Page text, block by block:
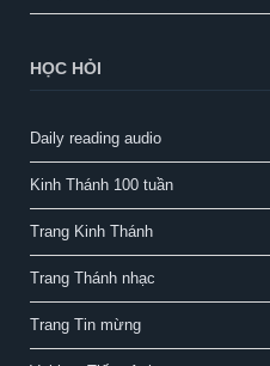
HỌC HỎI
Daily reading audio
Kinh Thánh 100 tuần
Trang Kinh Thánh
Trang Thánh nhạc
Trang Tin mừng